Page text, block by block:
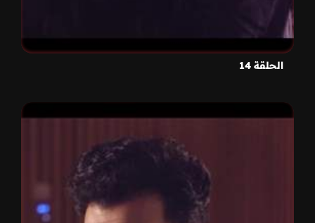
الحلقة 14